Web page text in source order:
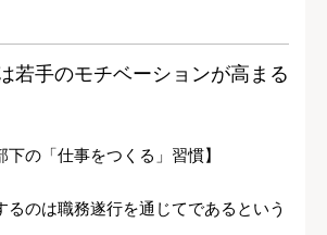
若手のモチベーションが高まる
の「仕事をつくる」習慣】
るのは職務遂行を通じてであるという